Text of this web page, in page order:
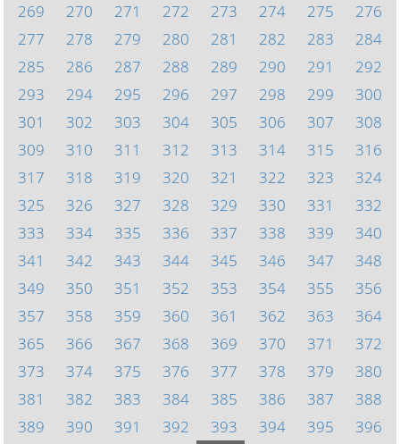
269
270 271 272 273 274 275
276
277
278 279 280 281 282 283
284
285
286 287 288 289 290 291
292
293
294 295 296 297 298 299
300
301
302 303 304 305 306 307
308
309
310 311 312 313 314 315
316
317
318 319 320 321 322 323
324
325
326 327 328 329 330 331
332
333
334 335 336 337 338 339
340
341
342 343 344 345 346 347
348
349
350 351 352 353 354 355
356
357
358 359 360 361 362 363
364
365
366 367 368 369 370 371
372
373
374 375 376 377 378 379
380
381
382 383 384 385 386 387
388
389
390 391 392 393 394 395 396